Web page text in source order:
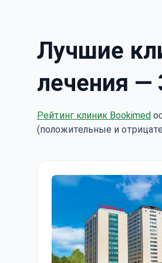
Лучшие
лечения —
Рейтинг клиник Bookimed
(положительные и